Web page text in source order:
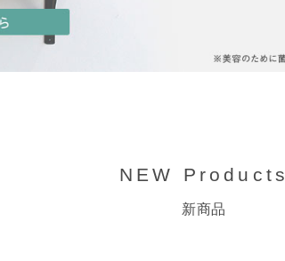
NEW Products
新商品